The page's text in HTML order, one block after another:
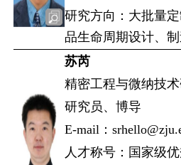
研究方向：大批量
品生命周期设计、
苏芮
精密工程与微纳技
研究员、博导
E-mail：
人才称号：国家级